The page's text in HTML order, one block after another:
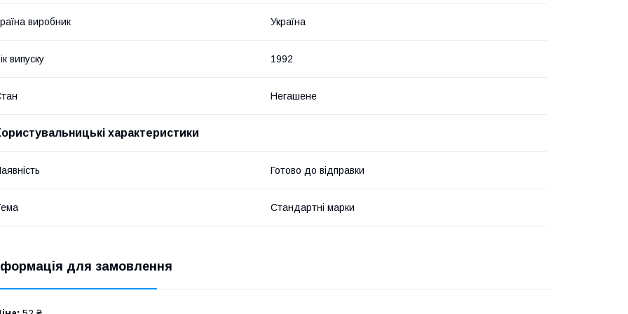
виробник Україна
випуску 1992
Негашене
характеристики
Готово до відправки
Стандартні марки
для замовлення